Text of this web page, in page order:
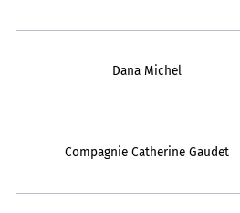
Dana Michel
Compagnie Catherine Gaudet